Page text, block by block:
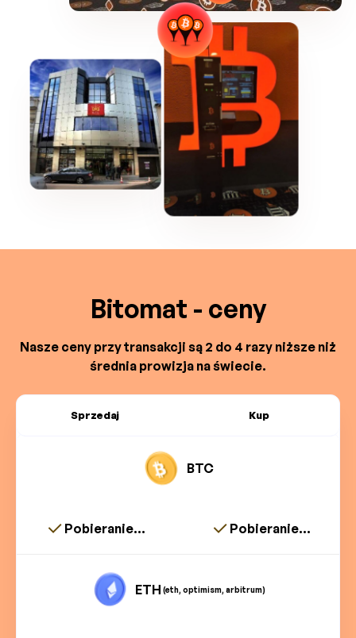
Bitomat - ceny
Nasze ceny przy transakcji są 2 do 4 razy niższe niż
średnia prowizja na świecie.
Sprzedaj Kup
BTC
Pobieranie... Pobieranie...
ETH (eth, optimism, arbitrum)